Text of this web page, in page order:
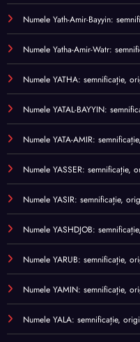
Numele Yath-Amir-Bayyin:
Numele Yatha-Amir-Watr:
Numele YATHA: semnificație,
Numele YATAL-BAYYIN:
Numele YATA-AMIR:
Numele YASSER: semnificație,
Numele YASIR: semnificație,
Numele YASHDJOB:
Numele YARUB: semnificație,
Numele YAMIN: semnificație,
Numele YALA: semnificație,